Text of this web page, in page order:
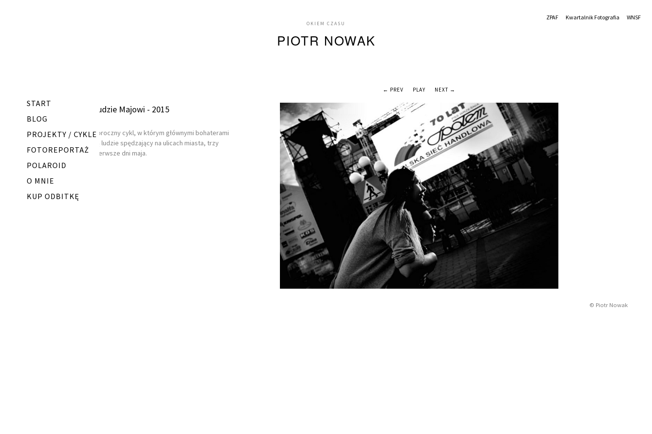
START
BLOG
PROJEKTY / CYKLE
FOTOREPORTAŻ
POLAROID
O MNIE
KUP ODBITKĘ
ZPAF Kwartalnik Fotografia WNSF
OKIEM CZASU
PIOTR NOWAK
Ludzie Majowi - 2015
Coroczny cykl, w którym głównymi bohaterami
są ludzie spędzający na ulicach miasta, trzy
pierwsze dni maja.
← PREV PLAY NEXT →
© Piotr Nowak